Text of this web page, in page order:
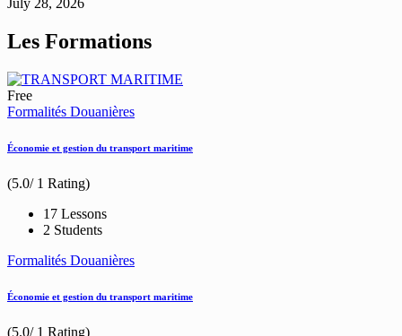
July 28, 2026
Les Formations
Free
Formalités Douanières
Économie et gestion du transport maritime
(5.0/ 1 Rating)
17 Lessons
2 Students
Formalités Douanières
Économie et gestion du transport maritime
(5.0/ 1 Rating)